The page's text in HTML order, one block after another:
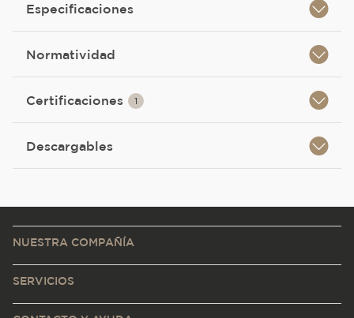
Especificaciones
Normatividad
Certificaciones 1
Descargables
NUESTRA COMPAÑÍA
SERVICIOS